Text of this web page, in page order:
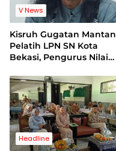
V News
Kisruh Gugatan Mantan
Pelatih LPN SN Kota
Bekasi, Pengurus Nilai
Berdasar
Headline